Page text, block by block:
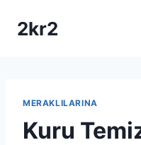
2kr2
MERAKLILARINA
Kuru